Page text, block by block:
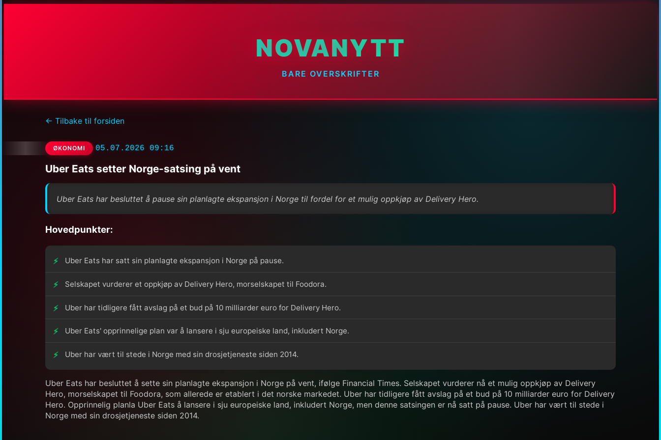
NOVANYTT
BARE OVERSKRIFTER
← Tilbake til forsiden
ØKONOMI 05.07.2026 09:16
Uber Eats setter Norge-satsing på vent
Uber Eats har besluttet å pause sin planlagte ekspansjon i Norge til fordel for et mulig oppkjøp av Delivery Hero.
Hovedpunkter:
Uber Eats har satt sin planlagte ekspansjon i Norge på pause.
Selskapet vurderer et oppkjøp av Delivery Hero, morselskapet til Foodora.
Uber har tidligere fått avslag på et bud på 10 milliarder euro for Delivery Hero.
Uber Eats' opprinnelige plan var å lansere i sju europeiske land, inkludert Norge.
Uber har vært til stede i Norge med sin drosjetjeneste siden 2014.
Uber Eats har besluttet å sette sin planlagte ekspansjon i Norge på vent, ifølge Financial Times. Selskapet vurderer nå et mulig oppkjøp av Delivery
Hero, morselskapet til Foodora, som allerede er etablert i det norske markedet. Uber har tidligere fått avslag på et bud på 10 milliarder euro for Delivery
Hero. Opprinnelig planla Uber Eats å lansere i sju europeiske land, inkludert Norge, men denne satsingen er nå satt på pause. Uber har vært til stede i
Norge med sin drosjetjeneste siden 2014.